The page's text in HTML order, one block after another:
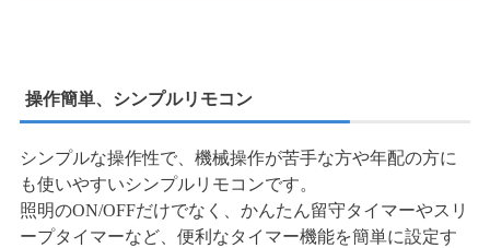
操作簡単、シンプルリモコン
シンプルな操作性で、機械操作が苦手な方や年配の方に
も使いやすいシンプルリモコンです。
照明のON/OFFだけでなく、かんたん留守タイマーやスリ
ープタイマーなど、便利なタイマー機能を簡単に設定す